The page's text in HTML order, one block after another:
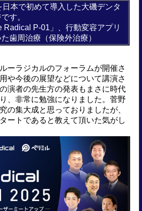
本で初めて導入した大磯デンタ
す。
Radical
P-01」、行動変容アプリ
歯周治療（保険外治療）
ーラジカルのフォーラムが開催さ
や今後の展望などについて講演さ
演者の先生方の発表もまさに時代
、非常に勉強になりました。菅野
の集大成と思っておりましたが、
ートであると教えて頂いた気がし